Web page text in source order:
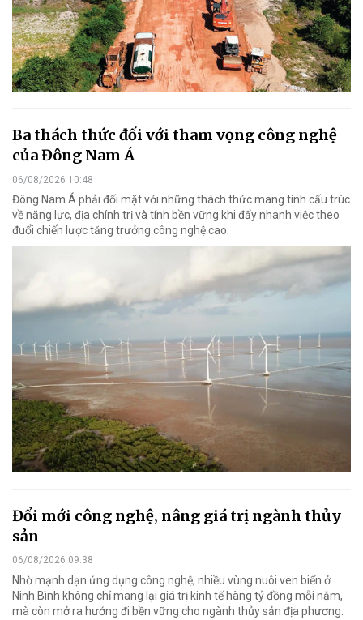
Ba thách thức đối với tham vọng công nghệ
của Đông Nam Á
06/08/2026 10:48
Đông Nam Á phải đối mặt với những thách thức mang tính cấu trúc
về năng lực, địa chính trị và tính bền vững khi đẩy nhanh việc theo
đuổi chiến lược tăng trưởng công nghệ cao.
Đổi mới công nghệ, nâng giá trị ngành thủy
sản
06/08/2026 09:38
Nhờ mạnh dạn ứng dụng công nghệ, nhiều vùng nuôi ven biển ở
Ninh Bình không chỉ mang lại giá trị kinh tế hàng tỷ đồng mỗi năm,
mà còn mở ra hướng đi bền vững cho ngành thủy sản địa phương.